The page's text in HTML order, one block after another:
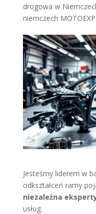
drogowa w
niemczech
Jesteśmy liderem w
odkształceń ramy
niezależna
usług.